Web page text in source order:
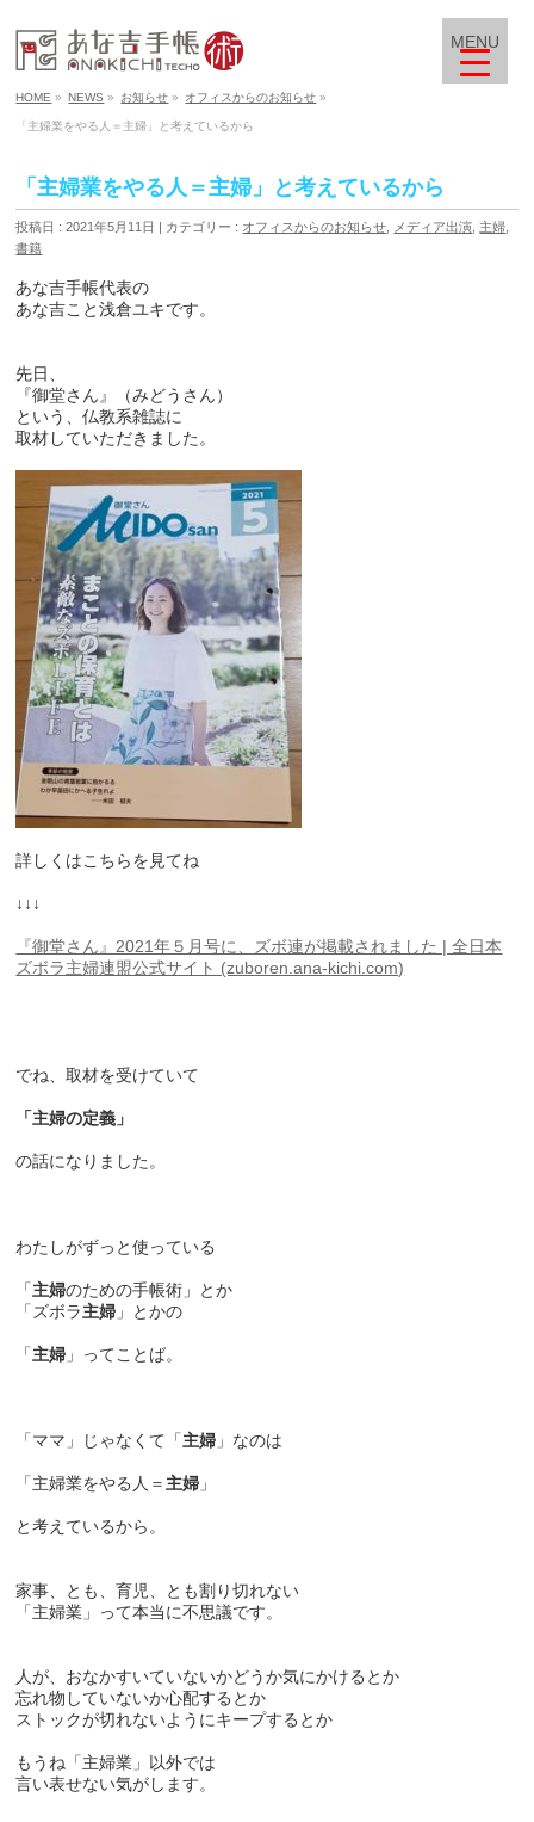
HOME » NEWS » お知らせ » オフィスからのお知らせ »
「主婦業をやる人＝主婦」と考えているから
「主婦業をやる人＝主婦」と考えているから
投稿日 : 2021年5月11日 カテゴリー : オフィスからのお知らせ メディア出演 主婦
書籍
あな吉手帳代表の
あな吉こと浅倉ユキです。
先日、
『御堂さん』（みどうさん）
という、仏教系雑誌に
取材していただきました。
詳しくはこちらを見てね
↓↓↓
『御堂さん』2021年５月号に、ズボ連が掲載されました | 全日本
ズボラ主婦連盟公式サイト (zuboren.ana-kichi.com)
でね、取材を受けていて
「主婦の定義」
の話になりました。
わたしがずっと使っている
「主婦のための手帳術」とか
「ズボラ主婦 」とかの
「主婦 」ってことば。
「ママ」じゃなくて「主婦 」なのは
「主婦業をやる人＝ 主婦 」
と考えているから。
家事、とも、育児、とも割り切れない
「主婦業」って本当に不思議です。
人が、おなかすいていないかどうか気にかけるとか
忘れ物していないか心配するとか
ストックが切れないようにキープするとか
もうね「主婦業」以外では
言い表せない気がします。
MENU